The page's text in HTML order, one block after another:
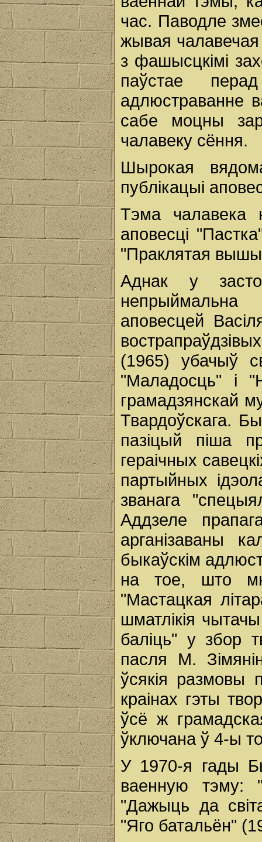
час. Паводле
жывая чалавечая
з фашысцкімі
паўстае
адлюстраванне
сабе моцны
чалавеку сёння.
Шырокая
публікацыі
Тэма чалавека
аповесці
"Праклятая
Аднак у
непрыймальна
аповесцей
(1965) убачыў
"Маладосць" і
грамадзянскай
Твардоўскага.
пазіцый піша
гераічных
партыйных
званага
Аддзеле
арганізаваны
быкаўскім
на тое, што
"Мастацкая
шматлікія
баліць" у збор
пасля М.
ўсякія размовы
краінах гэты
ўсё ж
ўключана ў 4-ы
У 1970-я гады
ваенную тэму:
"Дажыць да
"Яго батальён"